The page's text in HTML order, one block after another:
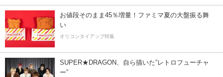
お値段そのまま45％増量！ファミマ夏の大盤振る舞
い
オリコンタイアップ特集
SUPER★DRAGON、自ら描いた”レトロフューチャ
ー”